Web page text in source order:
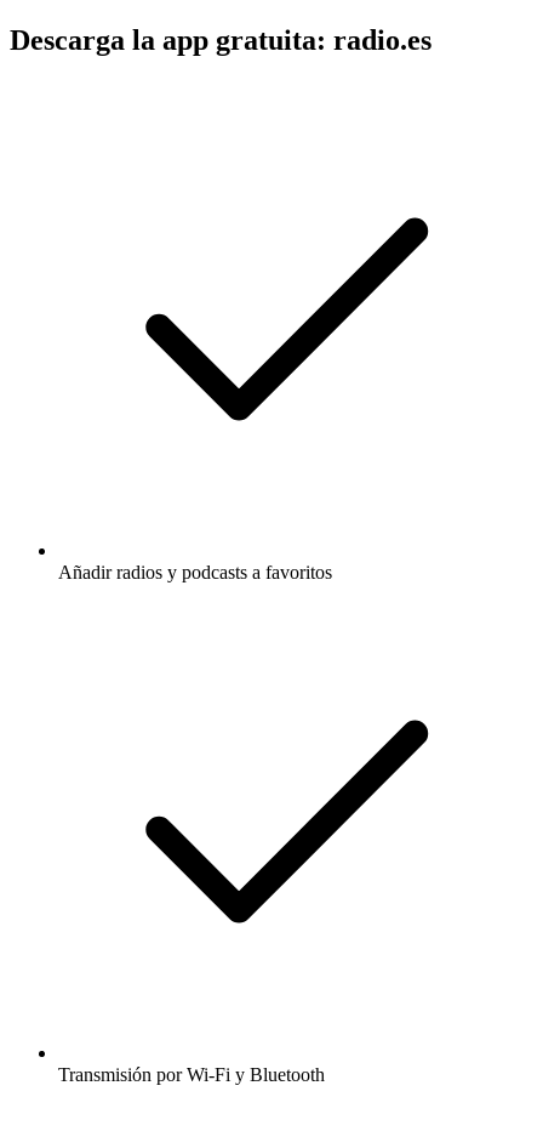
Descarga la app gratuita: radio.es
Añadir radios y podcasts a favoritos
Transmisión por Wi-Fi y Bluetooth